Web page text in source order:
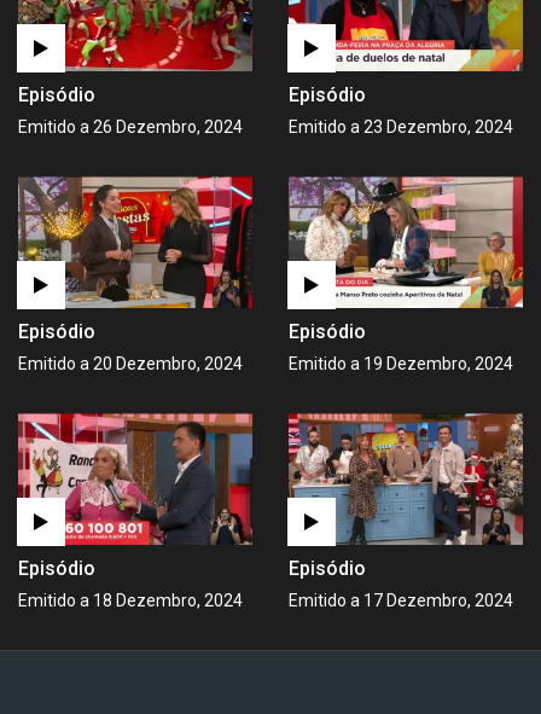
Episódio
Emitido a 26 Dezembro, 2024
Episódio
Emitido a 23 Dezembro, 2024
Episódio
Emitido a 20 Dezembro, 2024
Episódio
Emitido a 19 Dezembro, 2024
Episódio
Emitido a 18 Dezembro, 2024
Episódio
Emitido a 17 Dezembro, 2024